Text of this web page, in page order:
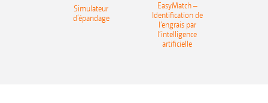
Simulateur
d‘épandage
EasyMatch –
Identification de
l’engrais par
l’intelligence
artificielle